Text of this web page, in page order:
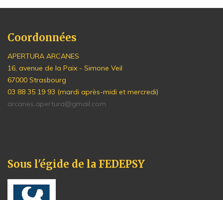
Coordonnées
APERTURA ARCANES
16, avenue de la Paix - Simone Veil
67000 Strasbourg
03 88 35 19 93 (mardi après-midi et mercredi)
arcanes.apertura@gmail.com
Sous l'égide de la FEDEPSY